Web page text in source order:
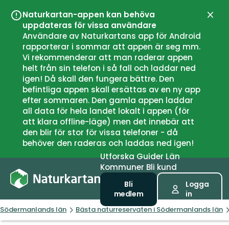
Naturkartan-appen kan behöva
uppdateras för vissa användare
Användare av Naturkartans app för Android
rapporterar i sommar att appen är seg mm.
Vi rekommenderar att man raderar appen
helt från sin telefon i så fall och laddar ned
igen! Då skall den fungera bättre. Den
befintliga appen skall ersättas av en ny app
efter sommaren. Den gamla appen laddar
all data för hela landet lokalt i appen (för
att klara offline-läge) men det innebär att
den blir för stor för vissa telefoner - då
behöver den raderas och laddas ned igen!
UtforskaGuiderLän
Kommuner Bli kund
Bli
medlem
Logga
in
Södermanlands län Bästa naturreservaten i Södermanlands län